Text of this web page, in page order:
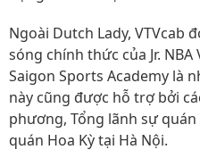
Ngoài Dutch Lady, VTVcab
sóng chính thức của Jr.
Saigon Sports Academy là
này cũng được hỗ trợ bởi
phương, Tổng lãnh sự quán
quán Hoa Kỳ tại Hà Nội.